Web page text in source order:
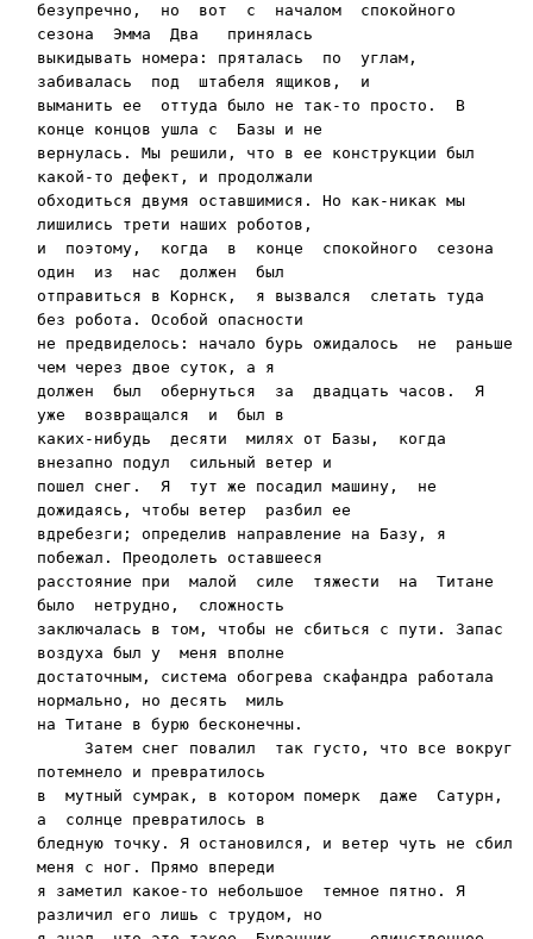
безупречно,  но  вот  с  началом  спокой­ного
сезона  Эмма  Два   принялась
выкидывать номера: пряталась  по  углам,
забивалась  под  штабеля ящиков,  и
выманить ее  оттуда было не так-то просто.  В
конце концов ушла с  Базы и не
вернулась. Мы решили, что в ее конструкции был
какой-то дефект, и продолжали
обходиться двумя оставшимися. Но как-никак мы
лиши­лись трети наших роботов,
и  поэтому,  когда  в  конце  спокойного  сезона
один  из  нас  должен  был
отправиться в Корнск,  я вызвался  слетать туда
без робота. Особой опасности
не предвиделось: начало бурь ожидалось  не  раньше
чем через двое суток, а я
должен  был  обернуть­ся  за  двадцать часов.  Я
уже  возвращался  и  был в
каких-нибудь  десяти  милях от Базы,  когда
внезапно подул  сильный ветер и
пошел снег.  Я  тут же посадил машину,  не
дожидаясь, чтобы ветер  разбил ее
вдребез­ги; определив направление на Базу, я
побежал. Преодо­леть оставшееся
расстояние при  малой  силе  тяжести  на  Титане
было  нетрудно,  сложность
заключалась в том, чтобы не сбиться с пути. Запас
воздуха был у  меня вполне
достаточным, система обогрева скафандра рабо­тала
нормально, но десять  миль
на Титане в бурю бесконечны.
потем­нело и превратилось
в  мутный сумрак, в котором по­мерк  даже  Сатурн,
а  солнце превратилось в
бледную точку. Я остановился, и ветер чуть не сбил
меня с ног. Прямо впереди
я заметил какое-то небольшое  темное пятно. Я
различил его лишь с трудом, но